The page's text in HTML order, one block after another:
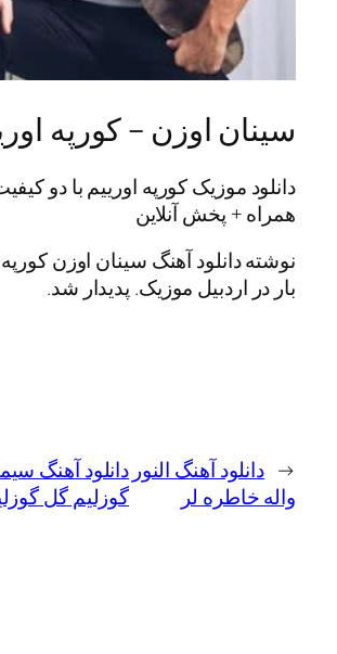
اوزن – کورپه اورییم
دانلود موزیک کورپه اورییم با دو کیفیت ۳۲۰ و ۱۲۸
پخش آنلاین
آهنگ سینان اوزن کورپه اورییم اولین
موزیک. پدیدار شد.
آهنگ النور
لر
دانلود آهنگ سیمور ممدوف
گوزلیم گل گوزلیم →